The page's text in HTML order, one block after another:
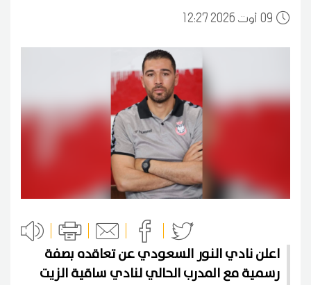
0912:27 2026 أوت
اعلن نادي النور السعودي عن تعاقده بصفة
رسمية مع المدرب الحالي لنادي ساقية الزيت